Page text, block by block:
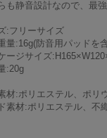
も静音設計なので、最
:フリーサイズ
量:16g(防音用パッドを
ージサイズ
:20g
材:ポリエステル、ポリ
素材:ポリエステル、不